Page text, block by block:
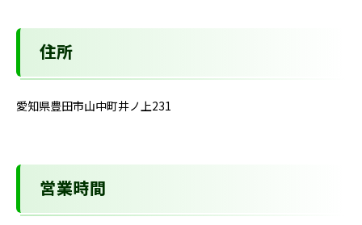
住所
愛知県豊田市山中町井ノ上231
営業時間